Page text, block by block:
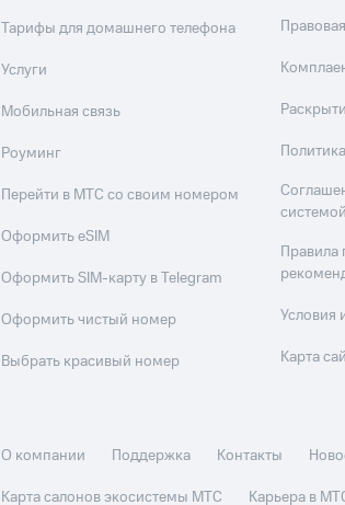
Тарифы для домашнего телефона
Услуги
Мобильная связь
Роуминг
Перейти в МТС со своим номером
Оформить eSIM
Оформить SIM-карту в Telegram
Оформить чистый номер
Выбрать красивый номер
системой
Правила
Условия
Карта
О компании Поддержка Контакты
Карта салонов экосистемы МТС
Карьера в